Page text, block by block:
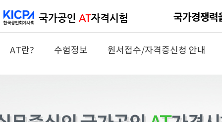
AT란? 수험정보 원서접수/자격증신청 안내